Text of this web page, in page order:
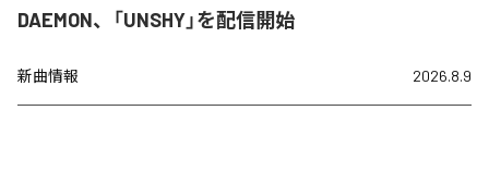
DAEMON、「UNSHY」を配信開始
新曲情報 2026.8.9